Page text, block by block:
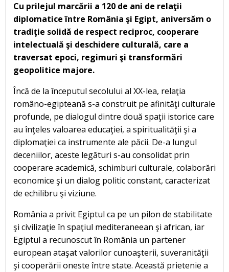
Cu prilejul marcării a 120 de ani de relaţii
diplomatice între România şi Egipt, aniversăm o
tradiţie solidă de respect reciproc, cooperare
intelectuală şi deschidere culturală, care a
traversat epoci, regimuri şi transformări
geopolitice majore.
Încă de la începutul secolului al XX-lea, relaţia
româno-egipteană s-a construit pe afinităţi culturale
profunde, pe dialogul dintre două spaţii istorice care
au înţeles valoarea educaţiei, a spiritualităţii şi a
diplomaţiei ca instrumente ale păcii. De-a lungul
deceniilor, aceste legături s-au consolidat prin
cooperare academică, schimburi culturale, colaborări
economice şi un dialog politic constant, caracterizat
de echilibru şi viziune.
România a privit Egiptul ca pe un pilon de stabilitate
şi civilizaţie în spaţiul mediteraneean şi african, iar
Egiptul a recunoscut în România un partener
european ataşat valorilor cunoaşterii, suveranităţii
şi cooperării oneste între state. Această prietenie a